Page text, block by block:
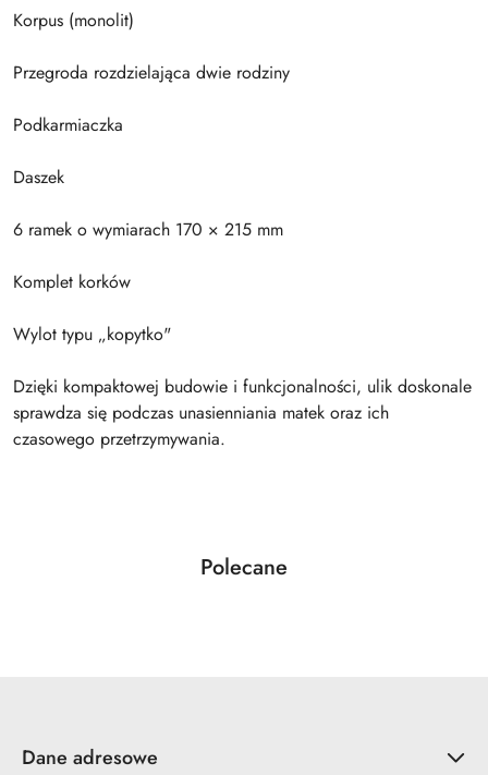
Korpus (monolit)
Przegroda rozdzielająca dwie rodziny
Podkarmiaczka
Daszek
6 ramek o wymiarach 170 × 215 mm
Komplet korków
Wylot typu „kopytko"
Dzięki kompaktowej budowie i funkcjonalności, ulik doskonale
sprawdza się podczas unasienniania matek oraz ich
czasowego przetrzymywania.
Pomiń karuzelę produktów
Produkty
Polecane
Dane adresowe